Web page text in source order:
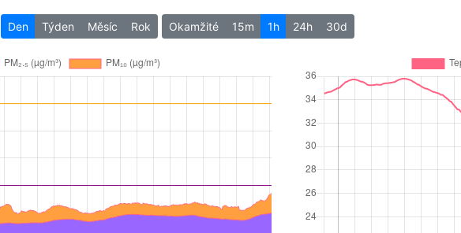
Den Týden Měsíc Rok Okamžité 15m 1h 24h 30d